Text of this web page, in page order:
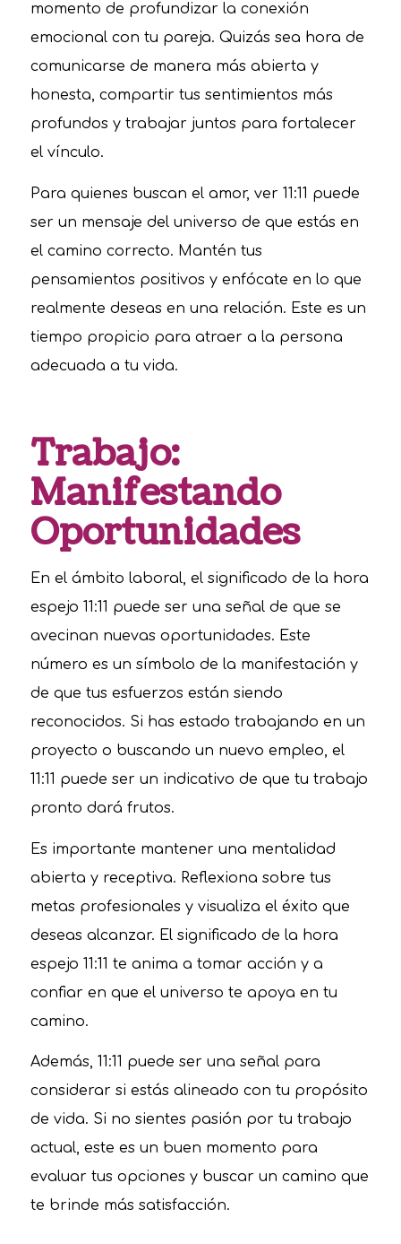
momento de profundizar la conexión
emocional con tu pareja. Quizás sea hora de
comunicarse de manera más abierta y
honesta, compartir tus sentimientos más
profundos y trabajar juntos para fortalecer
el vínculo.
Para quienes buscan el amor, ver 11:11 puede
ser un mensaje del universo de que estás en
el camino correcto. Mantén tus
pensamientos positivos y enfócate en lo que
realmente deseas en una relación. Este es un
tiempo propicio para atraer a la persona
adecuada a tu vida.
Trabajo:
Manifestando
Oportunidades
En el ámbito laboral, el significado de la hora
espejo 11:11 puede ser una señal de que se
avecinan nuevas oportunidades. Este
número es un símbolo de la manifestación y
de que tus esfuerzos están siendo
reconocidos. Si has estado trabajando en un
proyecto o buscando un nuevo empleo, el
11:11 puede ser un indicativo de que tu trabajo
pronto dará frutos.
Es importante mantener una mentalidad
abierta y receptiva. Reflexiona sobre tus
metas profesionales y visualiza el éxito que
deseas alcanzar. El significado de la hora
espejo 11:11 te anima a tomar acción y a
confiar en que el universo te apoya en tu
camino.
Además, 11:11 puede ser una señal para
considerar si estás alineado con tu propósito
de vida. Si no sientes pasión por tu trabajo
actual, este es un buen momento para
evaluar tus opciones y buscar un camino que
te brinde más satisfacción.